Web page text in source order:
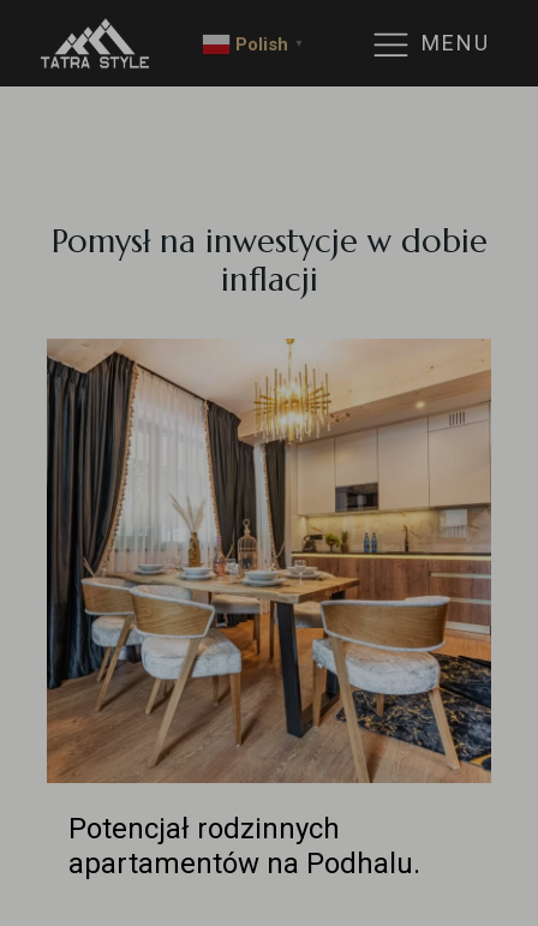
Polish ▼ MENU
Pomysł na inwestycje w dobie
inflacji
Potencjał rodzinnych
apartamentów na Podhalu.